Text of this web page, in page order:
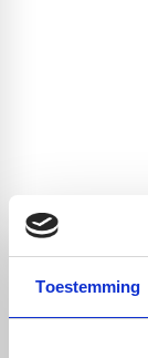
Toestemming